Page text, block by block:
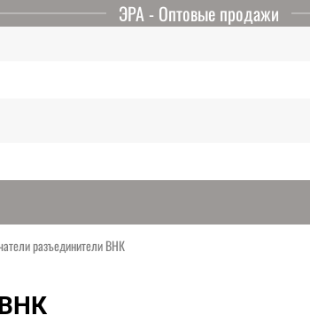
ЭРА - Оптовые продажи
разъединители ВНК